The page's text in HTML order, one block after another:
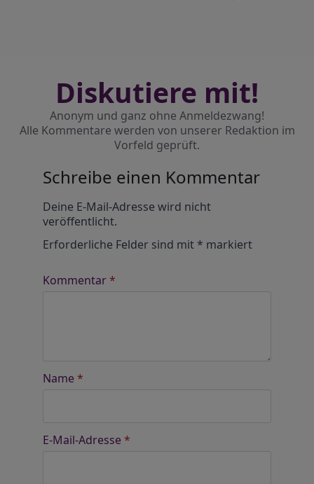
Diskutiere mit!
Anonym und ganz ohne Anmeldezwang!
Alle Kommentare werden von unserer Redaktion im
Vorfeld geprüft.
Schreibe einen Kommentar
Deine E-Mail-Adresse wird nicht
veröffentlicht.
Erforderliche Felder sind mit* markiert
Kommentar*
Name *
E-Mail-Adresse *